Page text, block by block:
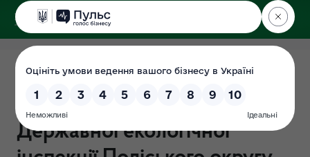
ДЕРЖЕКОІНСПЕКЦІЯ
Поліського округу
План діяльності та
визначених пріоритетів
Державної екологічної